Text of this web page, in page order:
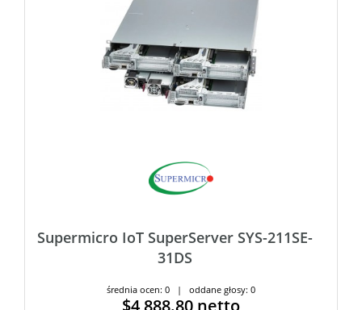
Supermicro IoT SuperServer SYS-211SE-
31DS
średnia ocen: 0 | oddane głosy: 0
$4,888.80 netto